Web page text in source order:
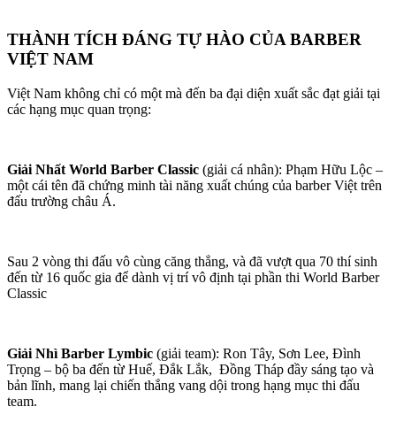
THÀNH TÍCH ĐÁNG TỰ HÀO CỦA BARBER
VIỆT NAM
Việt Nam không chỉ có một mà đến ba đại diện xuất sắc đạt giải tại
các hạng mục quan trọng:
Giải Nhất World Barber Classic (giải cá nhân): Phạm Hữu Lộc –
một cái tên đã chứng minh tài năng xuất chúng của barber Việt trên
đấu trường châu Á.
Sau 2 vòng thi đấu vô cùng căng thẳng, và đã vượt qua 70 thí sinh
đến từ 16 quốc gia để dành vị trí vô định tại phần thi World Barber
Classic
Giải Nhì Barber Lymbic (giải team): Ron Tây, Sơn Lee, Đình
Trọng – bộ ba đến từ Huế, Đắk Lắk, Đồng Tháp đầy sáng tạo và
bản lĩnh, mang lại chiến thắng vang dội trong hạng mục thi đấu
team.